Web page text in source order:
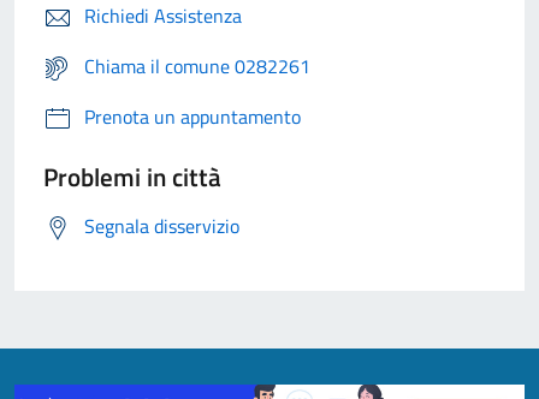
Richiedi Assistenza
Chiama il comune 0282261
Prenota un appuntamento
Problemi in città
Segnala disservizio